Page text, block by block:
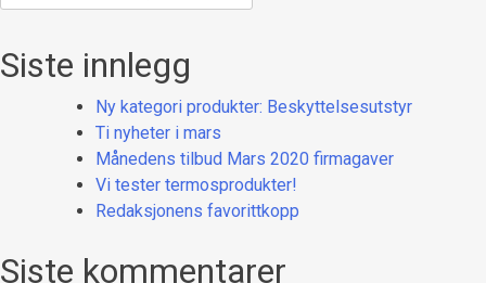
Siste innlegg
Ny kategori produkter: Beskyttelsesutstyr
Ti nyheter i mars
Månedens tilbud Mars 2020 firmagaver
Vi tester termosprodukter!
Redaksjonens favorittkopp
Siste kommentarer